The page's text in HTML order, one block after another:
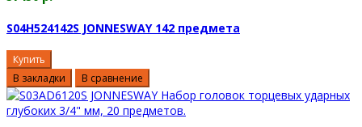
S04H524142S JONNESWAY 142 предмета
Купить
В закладки
В сравнение